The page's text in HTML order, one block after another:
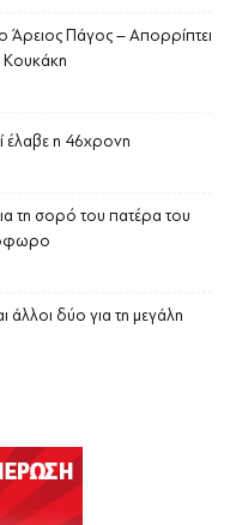
Άρειος Πάγος – Απορρίπτει
Κουκάκη
έλαβε η 46χρονη
τη σορό του πατέρα του
δύο για τη μεγάλη